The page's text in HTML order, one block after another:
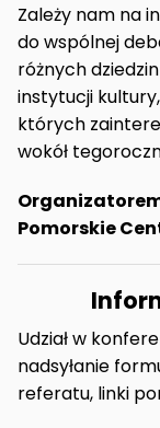
Zależy nam na
do wspólnej
różnych
instytucji
których
wokół
Pomorskie
Udział w
nadsyłanie
referatu, linki